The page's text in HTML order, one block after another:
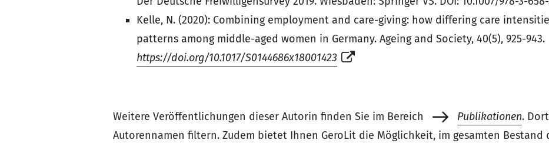
Kelle, N. (2020): Combining employment and care-giving: how differing care
patterns among middle-aged women in Germany. Ageing and Society, 40(5), 925-943.
https://doi.org/10.1017/S0144686x18001423
Weitere Veröffentlichungen dieser Autorin finden Sie im Bereich Publikationen.
Autorennamen filtern. Zudem bietet Ihnen GeroLit die Möglichkeit, im gesamten Bestand